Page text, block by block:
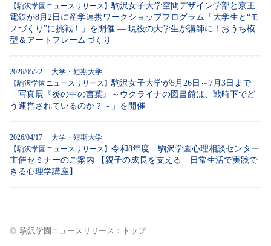
【駒沢学園ニュースリリース】駒沢女子大学空間デザイン学部と京王
電鉄が8月2日に産学連携ワークショッププログラム「大学生と“モ
ノづくり”に挑戦！」を開催 ― 現役の大学生が講師に！おうち模
型＆アートフレームづくり
2026/05/22 大学・短期大学
【駒沢学園ニュースリリース】駒沢女子大学が5月26日～7月3日まで
「写真展『炎の中の言葉』～ウクライナの図書館は、戦時下でど
う運営されているのか？～」を開催
2026/04/17 大学・短期大学
【駒沢学園ニュースリリース】 令和8年度 駒沢学園心理相談センター
主催セミナーのご案内 【親子の成長を支える 日常生活で実践で
きる心理学講座】
駒沢学園ニュースリリース：トップ